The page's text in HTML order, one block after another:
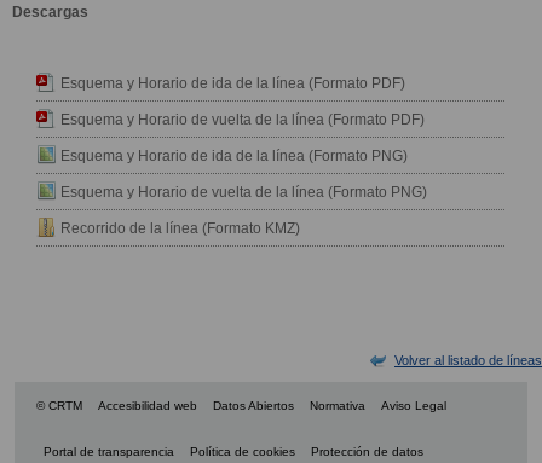
Descargas
Esquema y Horario de ida de la línea (Formato PDF)
Esquema y Horario de vuelta de la línea (Formato PDF)
Esquema y Horario de ida de la línea (Formato PNG)
Esquema y Horario de vuelta de la línea (Formato PNG)
Recorrido de la línea (Formato KMZ)
Volver al listado de líneas
© CRTM Accesibilidad web Datos Abiertos Normativa Aviso Legal
Portal de transparencia Política de cookies Protección de datos